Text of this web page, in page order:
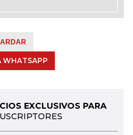
WHATSAPP
EXCLUSIVOS PARA